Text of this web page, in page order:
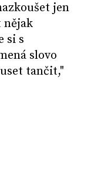
jen
nějak
si s
slovo
tančit,"